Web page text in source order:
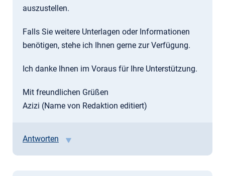
auszustellen.
Falls Sie weitere Unterlagen oder Informationen
benötigen, stehe ich Ihnen gerne zur Verfügung.
Ich danke Ihnen im Voraus für Ihre Unterstützung.
Mit freundlichen Grüßen
Azizi (Name von Redaktion editiert)
Antworten